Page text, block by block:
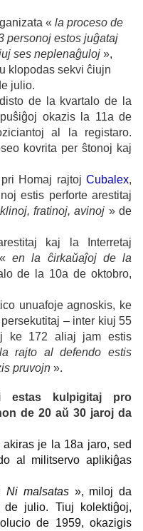
« la proceso de
personoj estos juĝataj
ses neplenaĝuloj »,
klopodas sekvi ĉiujn
de julio.
de la kvartalo de la
okazis la 11a de
al la registaro.
kovrita per ŝtonoj kaj
Homaj rajtoj Cubalex,
estis perforte arestitaj
fratinoj, avinoj » de
kaj la Interretaj
en la ĉirkaŭaĵoj de la
de la 10a de oktobro,
unuafoje agnoskis, ke
– inter kiuj 55
172 aliaj jam estis
la rajto al defendo estis
pruvojn ».
estas kulpigitaj pro
de 20 aŭ 30 jaroj da
je la 18a jaro, sed
al militservo aplikiĝas
Ni malsatas», miloj da
de julio. Tiuj kolektiĝoj,
de 1959, okazigis